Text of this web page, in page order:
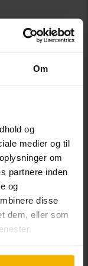
Om
og
medier og til
om
partnere inden
og
disse
dem, eller som
Polestar
Porsche
Rolls-Royce
Saab